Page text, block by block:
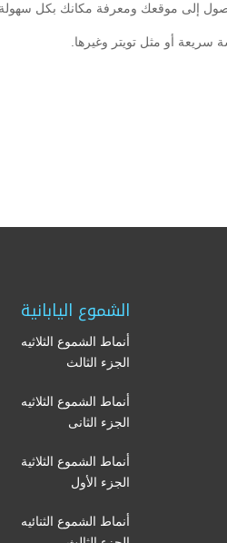
إلى موقعك ومعرفة مكانك بكل سهولة.
أو مثل تويتر وغيرها.
الشموع اليابانية
أنماط الشموع الثلاثيه
الجزء الثالث
أنماط الشموع الثلاثيه
الجزء الثانى
أنماط الشموع الثلاثية
الجزء الأول
أنماط الشموع الثنائيه